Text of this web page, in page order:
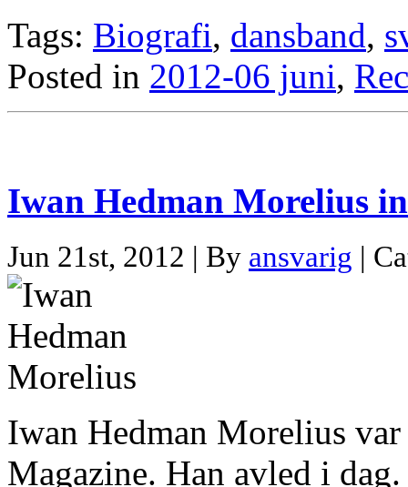
Tags: Biografi, dansband,
Posted in 2012-06 juni,
Iwan Hedman Morelius
Jun 21st, 2012 | By ansvarig |
Iwan Hedman Morelius
Magazine. Han avled i